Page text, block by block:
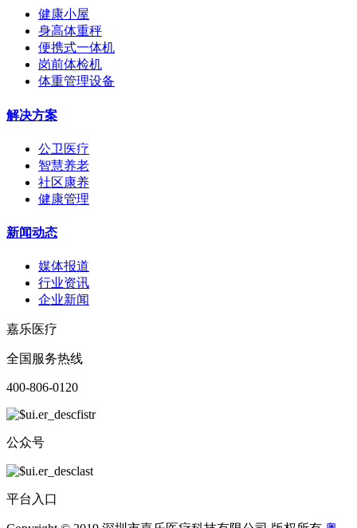
健康小屋
身高体重秤
便携式一体机
岗前体检机
体重管理设备
解决方案
公卫医疗
智慧养老
社区康养
健康管理
新闻动态
媒体报道
行业资讯
企业新闻
嘉乐医疗
全国服务热线
400-806-0120
公众号
平台入口